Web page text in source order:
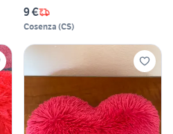
9 €
Cosenza (CS)